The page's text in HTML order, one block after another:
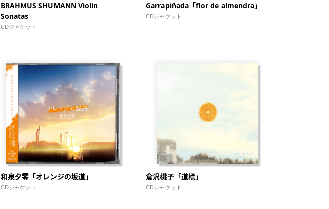
BRAHMUS SHUMANN Violin
Sonatas
CDジャケット
Garrapiñada「flor de almendra」
CDジャケット
和泉夕零「オレンジの坂道」
CDジャケット
倉沢桃子「道標」
CDジャケット